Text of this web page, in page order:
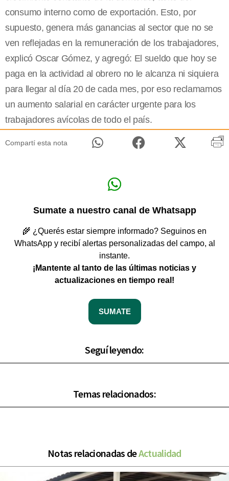
consumo interno como de exportación. Esto, por
supuesto, genera más ganancias al sector que no se
ven reflejadas en la remuneración de los trabajadores,
explicó Oscar Gómez, y agregó: El sueldo que hoy se
paga en la actividad al obrero no le alcanza ni siquiera
para llegar al día 20 de cada mes, por eso reclamamos
un aumento salarial en carácter urgente para los
trabajadores avícolas de todo el país.
Compartí esta nota
Sumate a nuestro canal de Whatsapp
🌾 ¿Querés estar siempre informado? Seguinos en
WhatsApp y recibí alertas personalizadas del campo, al
instante.
¡Mantente al tanto de las últimas noticias y
actualizaciones en tiempo real!
SUMATE
Seguí leyendo:
Temas relacionados:
Notas relacionadas deActualidad